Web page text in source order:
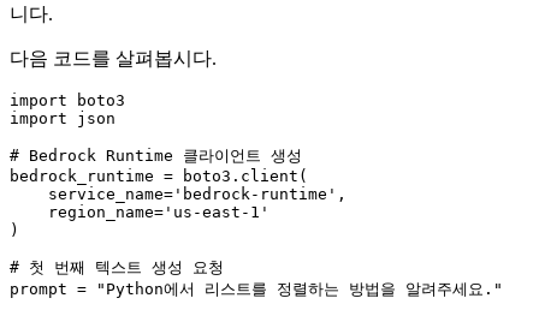
니다.
다음 코드를 살펴봅시다.
import
import json
# Bedrock Runtime 클라이언트 생성
bedrock_runtime = boto3.client(
    service_name=
'bedrock-runtime' ,
    region_name=
'us-east-1'
)
# 첫 번째 텍스트 생성 요청
prompt =
"Python에서 리스트를 정렬하는 방법을 알려주세요."